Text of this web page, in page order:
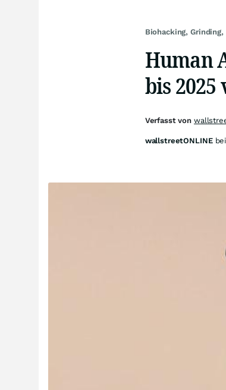
Biohacking, Grinding,
Human
bis
Verfasst von
wallstreetONLINE bei